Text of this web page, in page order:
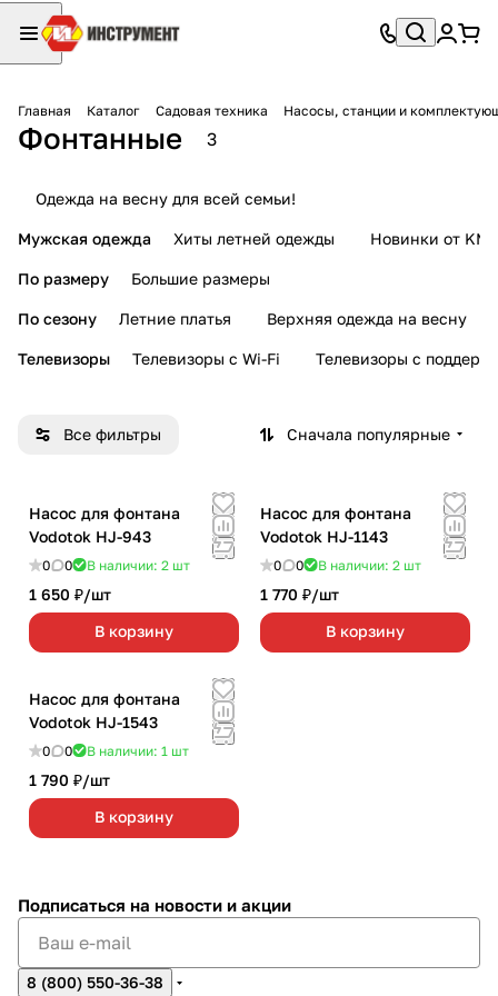
Главная Каталог Садовая техника Насосы, станции и
Фонтанные 3
Одежда на весну для всей семьи!
Мужская одежда Хиты летней одежды Новинки от KMI
По размеру Большие размеры
По сезону Летние платья Верхняя одежда на весну
Телевизоры Телевизоры с Wi-Fi Телевизоры с
Все фильтры Сначала популярные
Насос для фонтана
Vodotok HJ-943
0 0 В наличии: 2 шт
1 650 ₽/шт
В корзину
Насос для фонтана
Vodotok HJ-1143
0 0 В наличии: 2 шт
1 770 ₽/шт
В корзину
Насос для фонтана
Vodotok HJ-1543
0 0 В наличии: 1 шт
1 790 ₽/шт
В корзину
Подписаться на новости и акции
8 (800) 550-36-38